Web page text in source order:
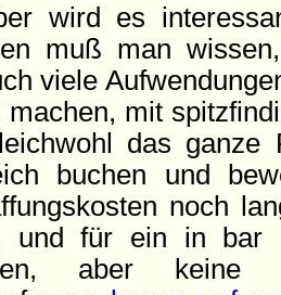
wird es
muß man
viele
machen, mit
das ganze
buchen und
noch
und für ein in bar
aber keine